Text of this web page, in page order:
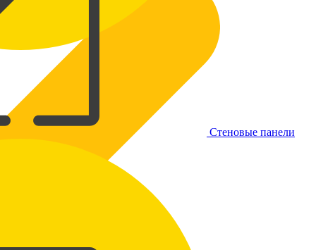
Стеновые панели